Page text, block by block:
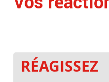
RÉAGISSEZ